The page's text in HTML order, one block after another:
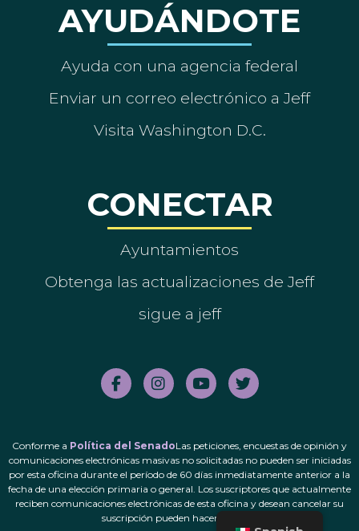
AYUDÁNDOTE
Ayuda con una agencia federal
Enviar un correo electrónico a Jeff
Visita Washington D.C.
CONECTAR
Ayuntamientos
Obtenga las actualizaciones de Jeff
sigue a jeff
Conforme a Política del SenadoLas peticiones, encuestas de opinión y
comunicaciones electrónicas masivas no solicitadas no pueden ser iniciadas
por esta oficina durante el período de 60 días inmediatamente anterior a la
fecha de una elección primaria o general. Los suscriptores que actualmente
reciben comunicaciones electrónicas de esta oficina y desean cancelar su
suscripción pueden hacerlo.